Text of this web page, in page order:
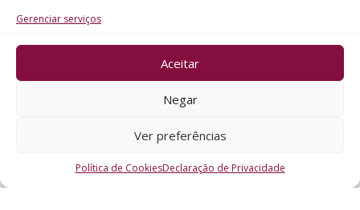
Gerenciar serviços
Aceitar
Negar
Ver preferências
Política de CookiesDeclaração de Privacidade